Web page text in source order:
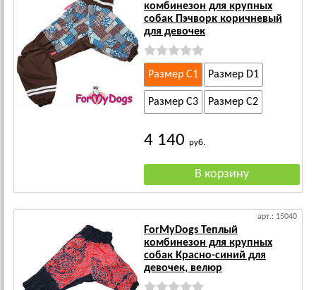
комбинезон для крупных
собак Пэчворк коричневый
для девочек
Размер C1 Размер D1
Размер C3 Размер C2
4 140 руб.
арт.: 15040
ForMyDogs Теплый
комбинезон для крупных
собак Красно-синий для
девочек, велюр